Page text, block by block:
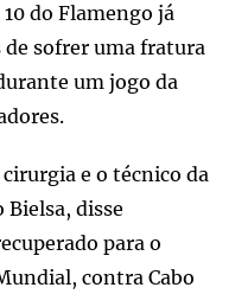
do Flamengo já
de sofrer uma fratura
um jogo da
e o técnico da
disse
para o
contra Cabo